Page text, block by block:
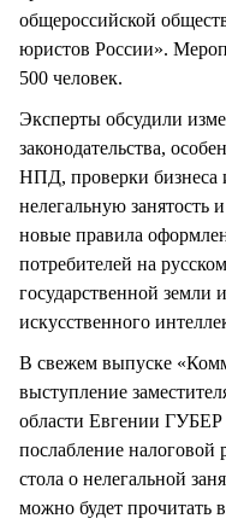
общероссийской
юристов России».
500 человек.
Эксперты обсудили
законодательства,
НПД, проверки бизнеса
нелегальную занятость
новые правила
потребителей на
государственной
искусственного
В свежем выпуске
выступление
области Евгении ГУБЕР
послабление
стола о нелегальной
можно будет прочитать